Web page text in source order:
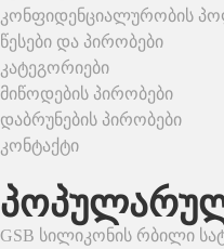
კონფიდენციალურობის
წესები და პირობები
კატეგორიები
მიწოდების პირობები
დაბრუნების პირობები
კონტაქტი
GSB სილიკონის რბილი